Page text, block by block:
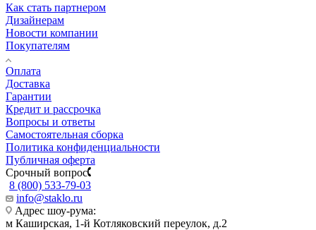
Как стать партнером
Дизайнерам
Новости компании
Покупателям
Оплата
Доставка
Гарантии
Кредит и рассрочка
Вопросы и ответы
Самостоятельная сборка
Политика конфиденциальности
Публичная оферта
Срочный вопрос
8 (800) 533-79-03
info@staklo.ru
Адрес шоу-рума:
м Каширская, 1-й Котляковский переулок, д.2